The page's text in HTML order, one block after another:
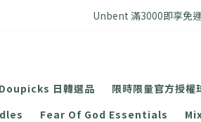
FB搜尋優惠社群 🔎
Unbent 滿3000即享免
日韓選品 限時限量官方授權
Fear Of God Essentials